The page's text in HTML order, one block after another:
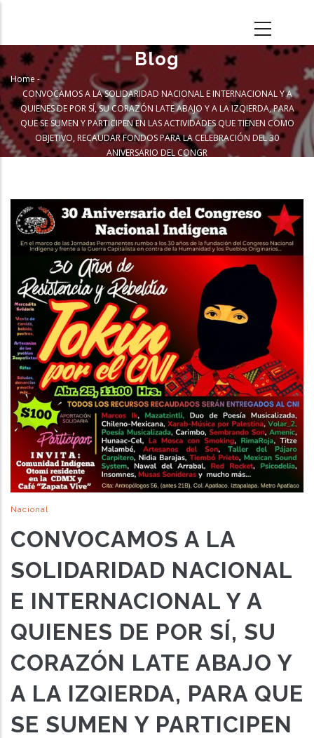
main
content
Blog
Breadcrumb
Home -
CONVOCAMOS A LA SOLIDARIDAD NACIONAL E INTERNACIONAL Y A
QUIENES DE POR SÍ, SU CORAZÓN LATE ABAJO Y A LA IZQIERDA, PARA
QUE SE SUMEN Y PARTICIPEN EN LAS ACTIVIDADES QUE TIENEN COMO
OBJETIVO, RECAUDAR FONDOS PARA LA CELEBRACIÓN DEL 30
ANIVERSARIO DEL CONGR
Nacional
CONVOCAMOS A LA
SOLIDARIDAD NACIONAL
E INTERNACIONAL Y A
QUIENES DE POR SÍ, SU
CORAZÓN LATE ABAJO Y
A LA IZQIERDA, PARA QUE
SE SUMEN Y PARTICIPEN